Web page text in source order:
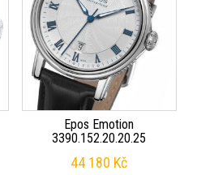
Epos Emotion
3390.152.20.20.25
44 180 Kč